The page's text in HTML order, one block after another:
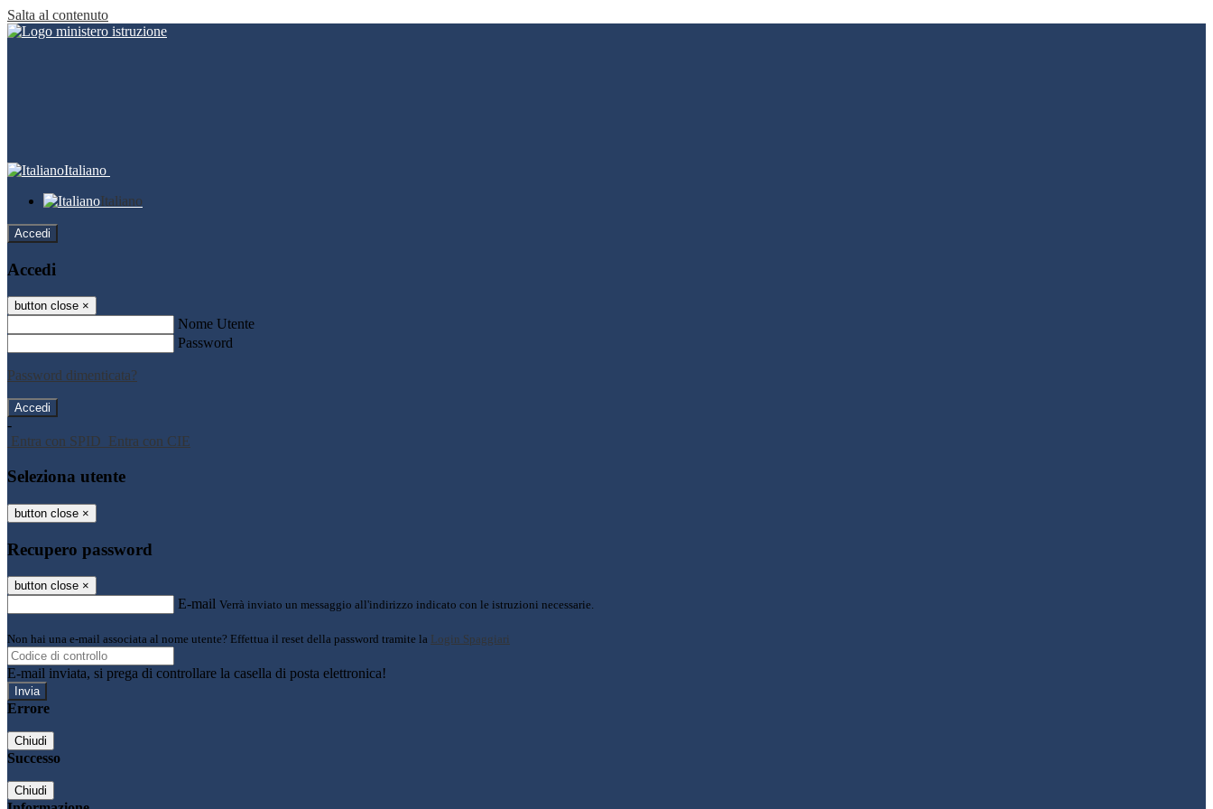
Salta al contenuto
Italiano
Italiano
Accedi
Accedi
button close ×
Nome Utente
Password
Password dimenticata?
-
Entra con SPID Entra con CIE
Seleziona utente
button close ×
Recupero password
button close ×
E-mail Verrà inviato un messaggio all'indirizzo indicato con le istruzioni necessarie.
Non hai una e-mail associata al nome utente? Effettua il reset della password tramite la Login Spaggiari
E-mail inviata, si prega di controllare la casella di posta elettronica!
Errore
Chiudi
Successo
Chiudi